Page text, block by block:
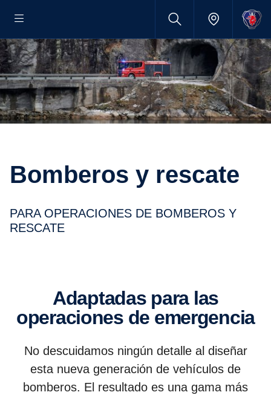
Bomberos y rescate
PARA OPERACIONES DE BOMBEROS Y
RESCATE
Adaptadas para las
operaciones de emergencia
No descuidamos ningún detalle al diseñar
esta nueva generación de vehículos de
bomberos. El resultado es una gama más